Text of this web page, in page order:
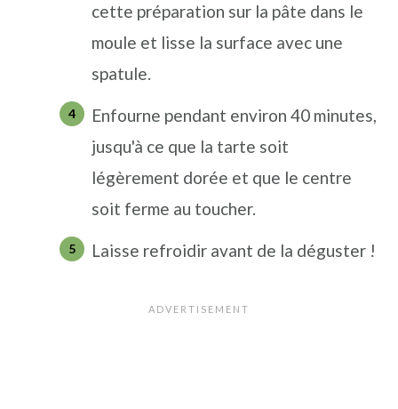
cette préparation sur la pâte dans le
moule et lisse la surface avec une
spatule.
Enfourne pendant environ 40 minutes,
jusqu'à ce que la tarte soit
légèrement dorée et que le centre
soit ferme au toucher.
Laisse refroidir avant de la déguster !